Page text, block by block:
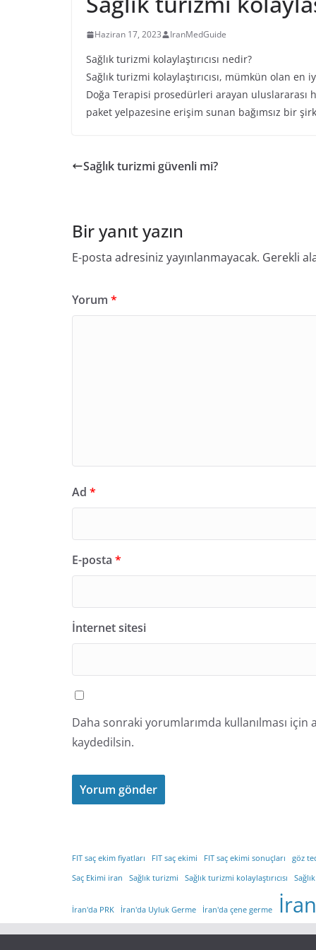
Haziran 17, 2023 IranMedGuide
Sağlık turizmi kolaylaştırıcısı nedir?
Sağlık turizmi kolaylaştırıcısı, mümkün olan
Doğa Terapisi prosedürleri arayan
paket yelpazesine erişim sunan bağımsız bir
Sağlık turizmi güvenli mi?
Bir yanıt yazın
E-posta adresiniz yayınlanmayacak. Gerekli
Yorum *
Ad *
E-posta *
İnternet sitesi
Daha sonraki yorumlarımda kullanılması için
kaydedilsin.
FIT saç ekim fiyatları FIT saç ekimi FIT saç ekimi sonuçları
göz
Saç Ekimi iran
Sağlık turizmi Sağlık turizmi kolaylaştırıcısı
İran'da PRK İran'da Uyluk Germe İran'da çene germe